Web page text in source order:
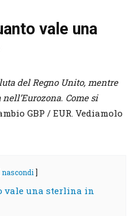
vale una
del Regno Unito, mentre
Come si
GBP / EUR. Vediamolo
nascondi
vale una sterlina in